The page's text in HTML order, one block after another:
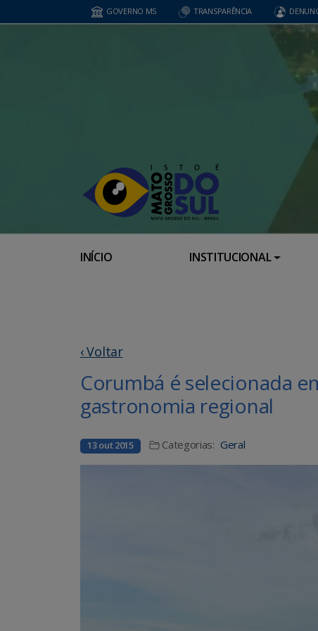
GOVERNO MS TRANSPARÊNCIA
INÍCIO INSTITUCIONAL
‹ Voltar
Corumbá é selecionada
gastronomia regional
13 out 2015 Categorias: Geral